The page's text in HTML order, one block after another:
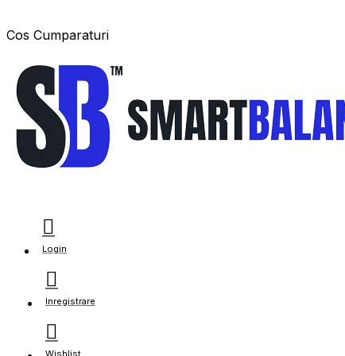
Cos Cumparaturi
Login
Inregistrare
Wishlist